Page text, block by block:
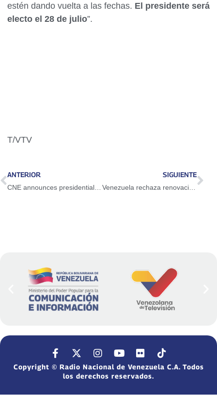
estén dando vuelta a las fechas. El presidente será
electo el 28 de julio”.
T/VTV
ANTERIOR SIGUIENTE
Venezuela rechaza renovación de orden ejecutiva de EE.UU.
Copyright © Radio Nacional de Venezuela C.A. Todos
los derechos reservados.